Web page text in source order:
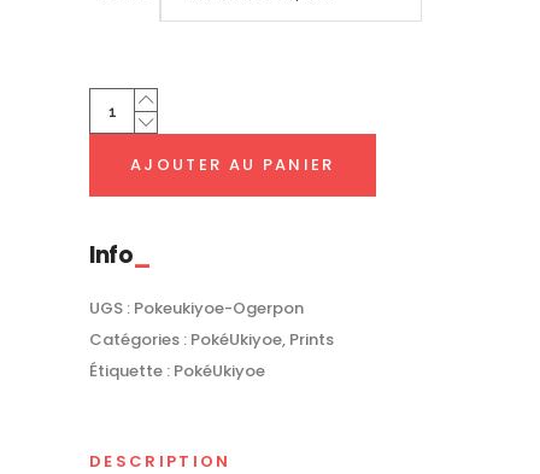
Ogerpon
(sans
masque)AJOUTER AU PANIER
Info
UGS : Pokeukiyoe-Ogerpon
Catégories : PokéUkiyoe, Prints
Étiquette : PokéUkiyoe
DESCRIPTION